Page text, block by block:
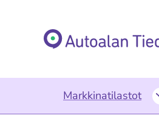
sisältöön
Etusivu
Markkinatilastot